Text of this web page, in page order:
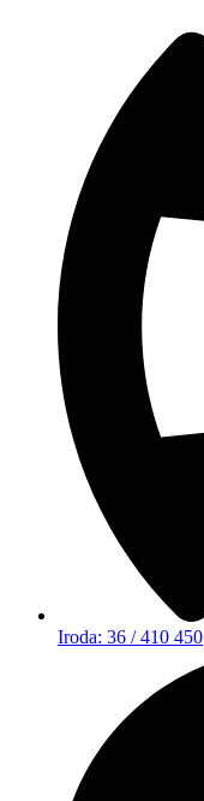
Iroda: 36 / 410 450